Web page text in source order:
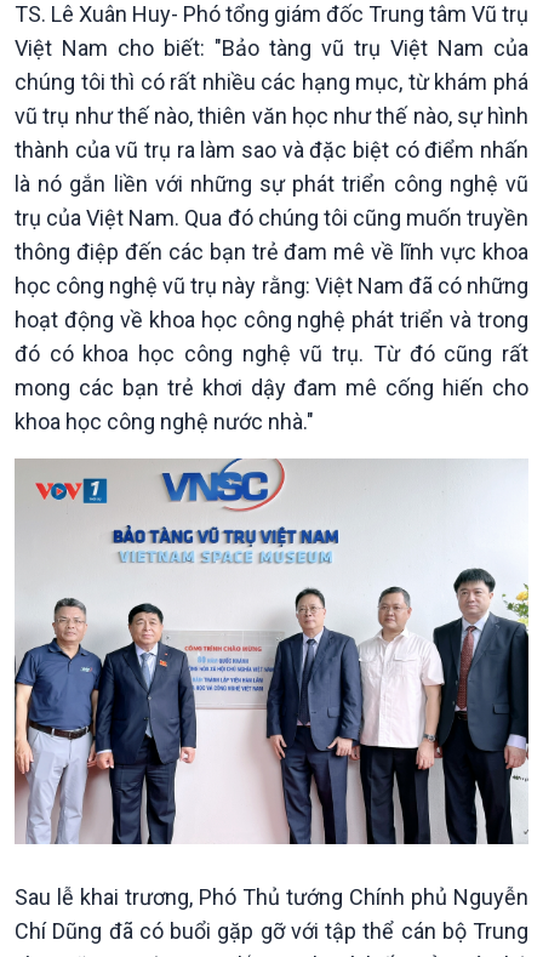
Kinh tế
Tin Kinh tế
Trước giờ mở cửa
Sức sống hàng Việt
Tuyên chiến với gian lận
thương mại
Nông nghiệp & Biển đảo
Tin Nông nghiệp & Biển
Biển đảo Việt Nam
Tâm tình biên giới và hải
đảo
Tìm hiểu biển, đảo Việt
Nam
TS. Lê Xuân Huy- Phó tổng giám đốc Trung tâm Vũ trụ
Việt Nam cho biết: "Bảo tàng vũ trụ Việt Nam của
chúng tôi thì có rất nhiều các hạng mục, từ khám phá
vũ trụ như thế nào, thiên văn học như thế nào, sự hình
thành của vũ trụ ra làm sao và đặc biệt có điểm nhấn
là nó gắn liền với những sự phát triển công nghệ vũ
trụ của Việt Nam. Qua đó chúng tôi cũng muốn truyền
thông điệp đến các bạn trẻ đam mê về lĩnh vực khoa
học công nghệ vũ trụ này rằng: Việt Nam đã có những
hoạt động về khoa học công nghệ phát triển và trong
đó có khoa học công nghệ vũ trụ. Từ đó cũng rất
mong các bạn trẻ khơi dậy đam mê cống hiến cho
khoa học công nghệ nước nhà."
Sau lễ khai trương, Phó Thủ tướng Chính phủ Nguyễn
Chí Dũng đã có buổi gặp gỡ với tập thể cán bộ Trung